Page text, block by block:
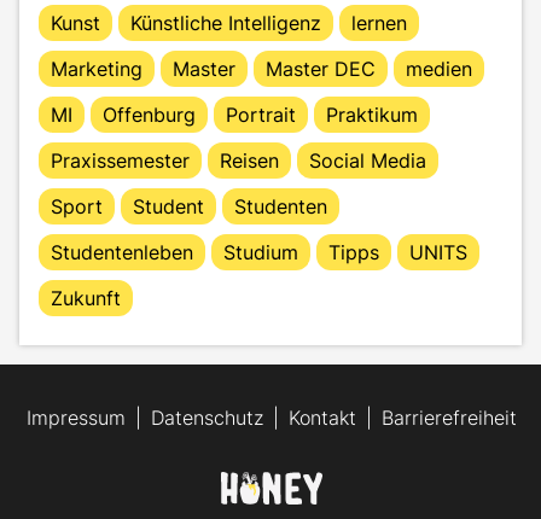
Kunst
Künstliche Intelligenz
lernen
Marketing
Master Master DEC
medien
MI
Offenburg Portrait
Praktikum
Praxissemester
Reisen
Social Media
Sport
Student
Studenten
Studentenleben
Studium Tipps
UNITS
Zukunft
Impressum Datenschutz Kontakt Barrierefreiheit